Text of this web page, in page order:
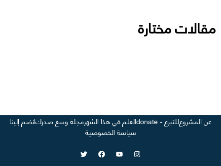
مقالات مختارة
عن المشروعللتبرع - donate العلم في هذا الشهرمجلة وسع صدركانضم إلينا
سياسة الخصوصية